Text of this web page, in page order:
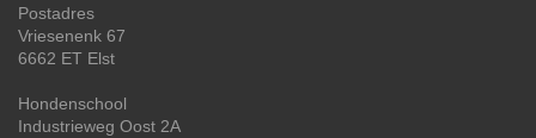
Postadres
Vriesenenk 67
6662 ET Elst
Hondenschool
Industrieweg Oost 2A